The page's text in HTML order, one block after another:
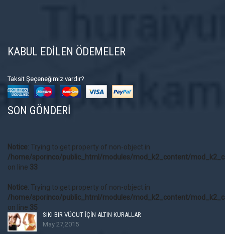
KABUL EDİLEN ÖDEMELER
Taksit Şeçeneğimiz vardır?
SON GÖNDERİ
Notice: Trying to get property of non-object in
/home/sporinco/public_html/modules/mod_k2_content/
on line 33
Notice: Trying to get property of non-object in
/home/sporinco/public_html/modules/mod_k2_content/
on line 35
SIKI BIR VÜCUT İÇİN ALTIN KURALLAR
May 27,2015